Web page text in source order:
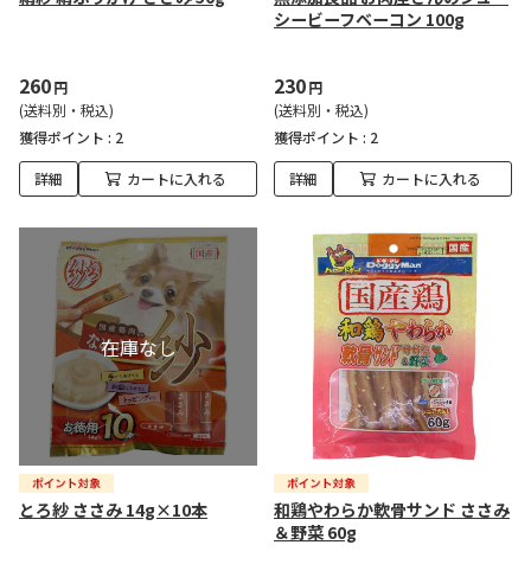
260円
(送料別・税込)
獲得ポイント : 2
詳細 カートに入れる
シービーフベーコン 100g
230円
(送料別・税込)
獲得ポイント : 2
詳細 カートに入れる
とろ紗 ささみ 14g×10本
和鶏やわらか軟骨サンド ささみ
＆野菜 60g